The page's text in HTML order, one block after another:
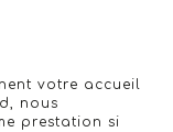
votre accueil
nous
prestation si